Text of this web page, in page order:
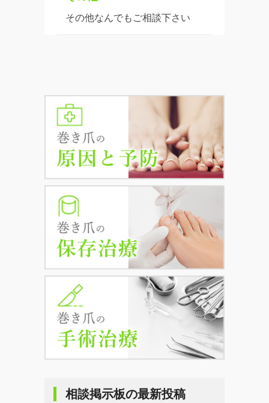
その他なんでもご相談下さい
相談掲示板の最新投稿